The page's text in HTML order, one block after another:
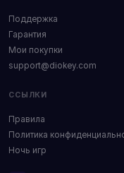
Поддержка
Гарантия
Мои покупки
support@diokey.com
ССЫЛКИ
Правила
Политика
Ночь игр